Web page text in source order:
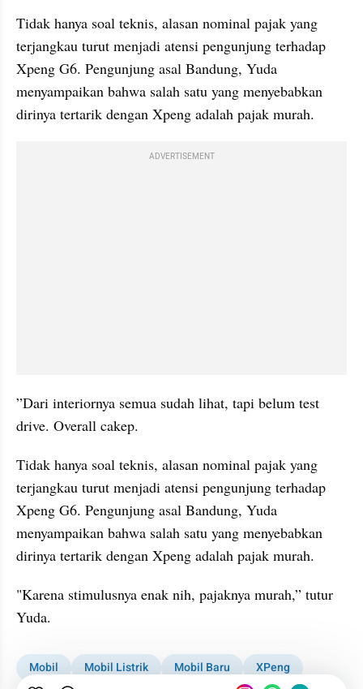
Tidak hanya soal teknis, alasan nominal pajak yang
terjangkau turut menjadi atensi pengunjung terhadap
Xpeng G6. Pengunjung asal Bandung, Yuda
menyampaikan bahwa salah satu yang menyebabkan
dirinya tertarik dengan Xpeng adalah pajak murah.
ADVERTISEMENT
”Dari interiornya semua sudah lihat, tapi belum test
drive. Overall cakep.
Tidak hanya soal teknis, alasan nominal pajak yang
terjangkau turut menjadi atensi pengunjung terhadap
Xpeng G6. Pengunjung asal Bandung, Yuda
menyampaikan bahwa salah satu yang menyebabkan
dirinya tertarik dengan Xpeng adalah pajak murah.
"Karena stimulusnya enak nih, pajaknya murah,” tutur
Yuda.
Mobil Mobil Listrik Mobil Baru
XPeng